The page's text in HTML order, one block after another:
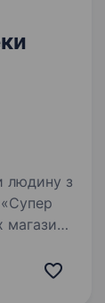
людину з